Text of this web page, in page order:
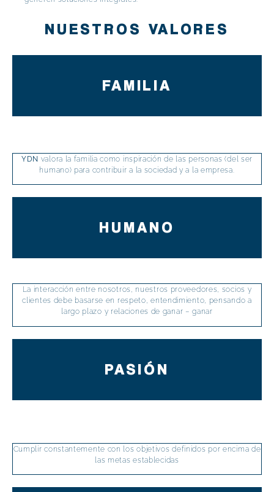
NUESTROS VALORES
FAMILIA
YDN valora la familia como inspiración de las personas (del ser
humano) para contribuir a la sociedad y a la empresa.
HUMANO
La interacción entre nosotros, nuestros proveedores, socios y
clientes debe basarse en respeto, entendimiento, pensando a
largo plazo y relaciones de ganar – ganar
PASIÓN
Cumplir constantemente con los objetivos definidos por encima de
las metas establecidas